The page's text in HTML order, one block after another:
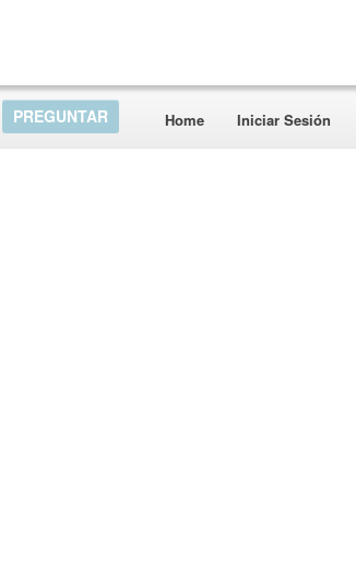
Home Iniciar Sesión